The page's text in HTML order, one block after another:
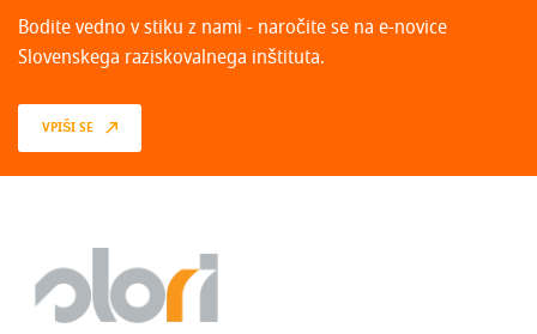
Bodite vedno v stiku z nami - naročite se na e-novice
Slovenskega raziskovalnega inštituta.
VPIŠI SE